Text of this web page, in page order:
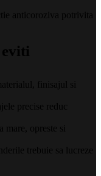
anticoroziva potrivita
finisajul si
precise reduc
opreste si
trebuie sa lucreze